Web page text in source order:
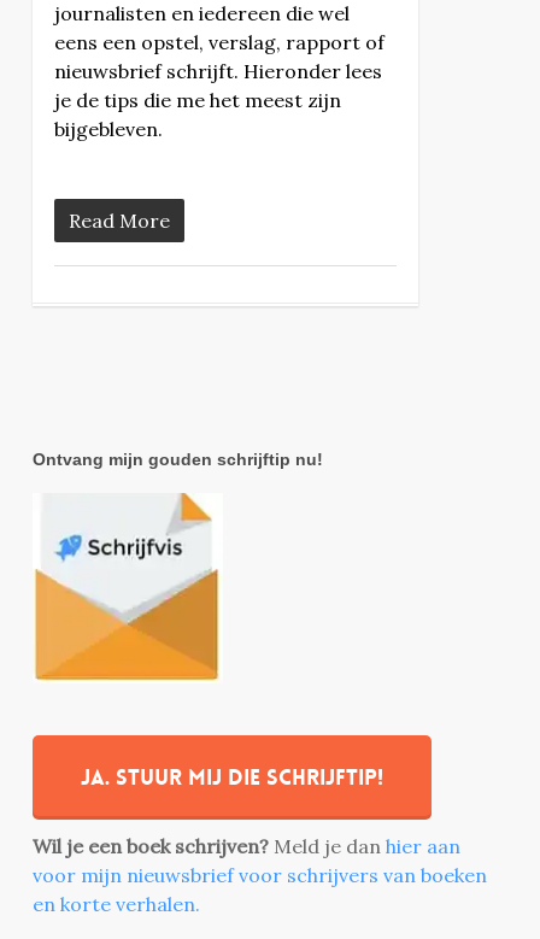
journalisten en iedereen die wel
eens een opstel, verslag, rapport of
nieuwsbrief schrijft. Hieronder lees
je de tips die me het meest zijn
bijgebleven.
Read More
Ontvang mijn gouden schrijftip nu!
Ja. stuur mij die schrijftip!
Wil je een boek schrijven? Meld je dan hier aan
voor mijn nieuwsbrief voor schrijvers van boeken
en korte verhalen.